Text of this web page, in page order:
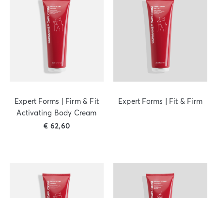
Expert Forms | Firm & Fit
Activating Body Cream
€ 62,60
Expert Forms | Fit & Firm